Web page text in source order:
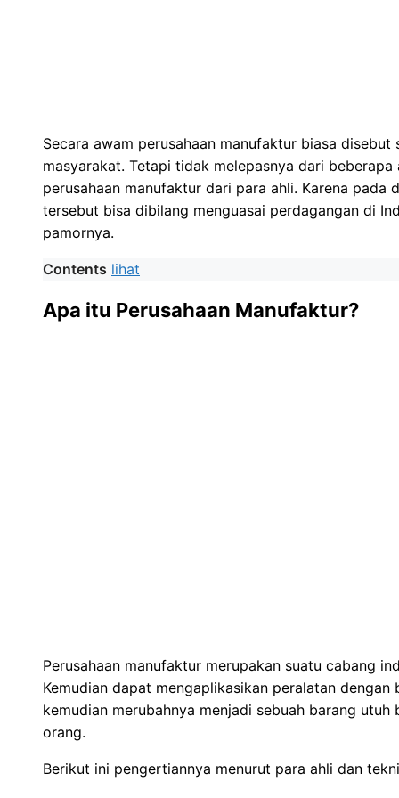
Secara awam perusahaan manufaktur biasa
masyarakat. Tetapi tidak melepasnya dari
perusahaan manufaktur dari para ahli. Karena pada
tersebut bisa dibilang menguasai perdagangan di
pamornya.
Contents lihat
Apa itu Perusahaan Manufaktur?
Perusahaan manufaktur merupakan suatu cabang
Kemudian dapat mengaplikasikan peralatan dengan
kemudian merubahnya menjadi sebuah barang
orang.
Berikut ini pengertiannya menurut para ahli dan